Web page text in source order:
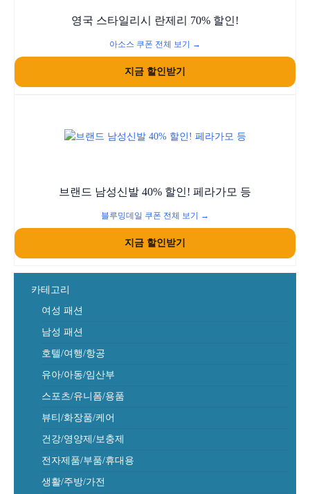
영국 스타일리시 란제리 70% 할인!
아소스 쿠폰 전체 보기 →
지금 할인받기
브랜드 남성신발 40% 할인! 페라가모 등
블루밍데일 쿠폰 전체 보기 →
지금 할인받기
카테고리
여성 패션
남성 패션
호텔/여행/항공
유아/아동/임산부
스포츠/유니폼/용품
뷰티/화장품/케어
건강/영양제/보충제
전자제품/부품/휴대용
생활/주방/가전